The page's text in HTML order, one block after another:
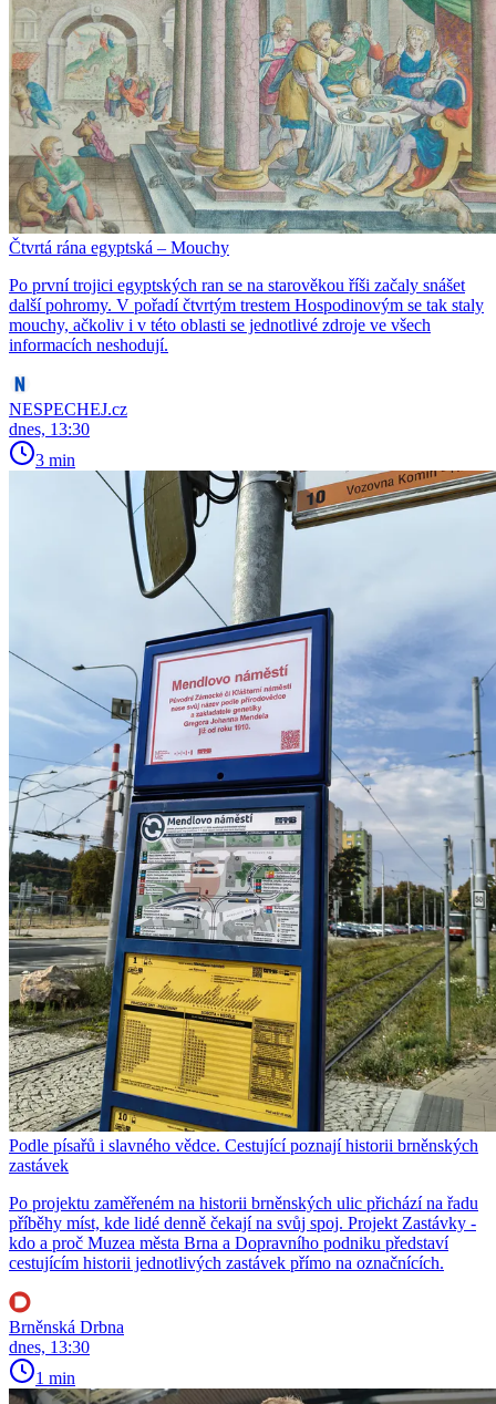
Čtvrtá rána egyptská – Mouchy
Po první trojici egyptských ran se na starověkou říši začaly snášet
další pohromy. V pořadí čtvrtým trestem Hospodinovým se tak staly
mouchy, ačkoliv i v této oblasti se jednotlivé zdroje ve všech
informacích neshodují.
NESPECHEJ.cz
dnes, 13:30
3 min
Podle písařů i slavného vědce. Cestující poznají historii brněnských
zastávek
Po projektu zaměřeném na historii brněnských ulic přichází na řadu
příběhy míst, kde lidé denně čekají na svůj spoj. Projekt Zastávky -
kdo a proč Muzea města Brna a Dopravního podniku představí
cestujícím historii jednotlivých zastávek přímo na označnících.
Brněnská Drbna
dnes, 13:30
1 min